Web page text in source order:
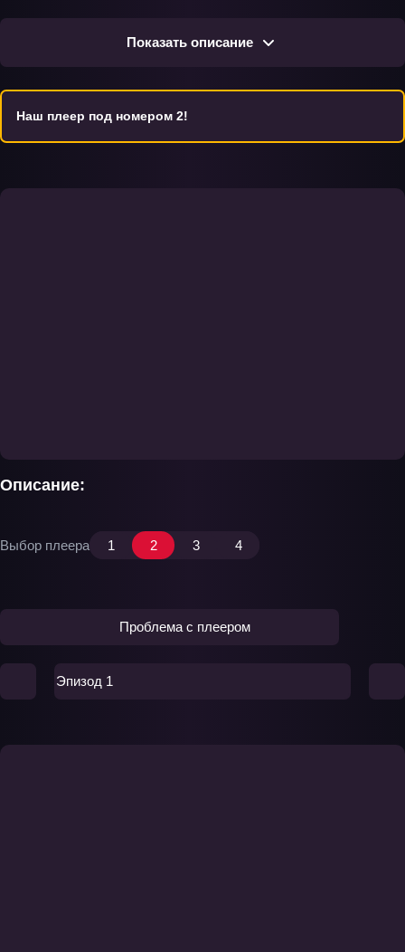
Описание:
могут скачать понравившиеся серии в личную коллекцию
Показать описание
Наш плеер под номером 2!
Выбор плеера 1 2 3 4
Проблема с плеером
Эпизод 1